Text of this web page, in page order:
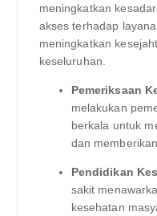
meningkatkan
akses terhadap
meningkatkan
keseluruhan.
Pemeriksaan
melakukan
berkala untuk
dan
Pendidikan
sakit
kesehatan